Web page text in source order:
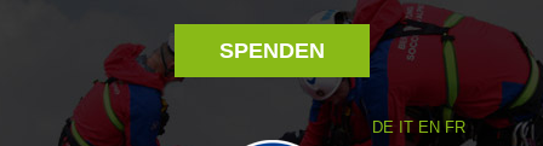
SPENDEN
DE IT EN FR